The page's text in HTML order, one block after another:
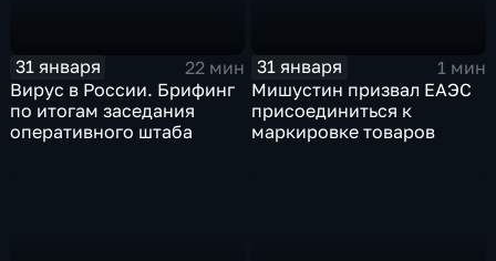
31 января
22 мин
Вирус в России. Брифинг
по итогам заседания
оперативного штаба
31 января
1 мин
Мишустин призвал ЕАЭС
присоединиться к
маркировке товаров